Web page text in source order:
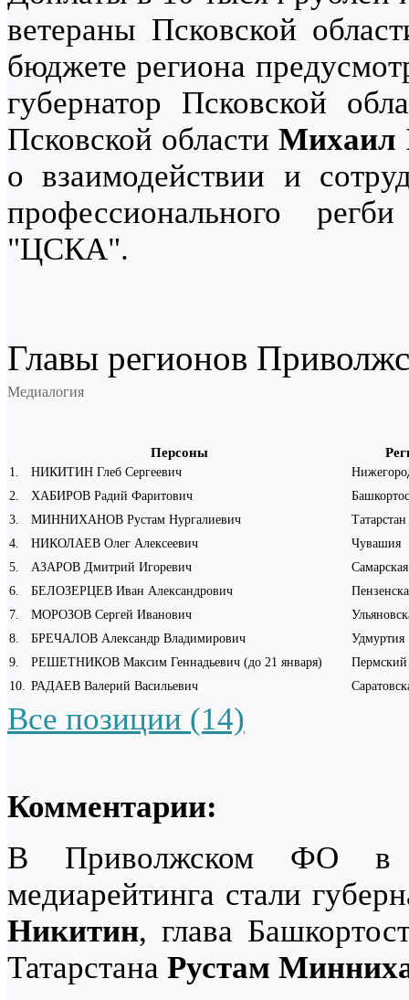
ветераны Псковской
бюджете региона
губернатор Псковской
Псковской областиМихаил
о взаимодействии и
профессионального
"ЦСКА".
Главы регионов
Медиалогия
Персоны
1. НИКИТИН Глеб Сергеевич
2. ХАБИРОВ Радий Фаритович
3. МИННИХАНОВ Рустам Нургалиевич
Татарстан
4. НИКОЛАЕВ Олег Алексеевич
Чувашия
5. АЗАРОВ Дмитрий Игоревич
6. БЕЛОЗЕРЦЕВ Иван Александрович
7. МОРОЗОВ Сергей Иванович
8. БРЕЧАЛОВ Александр Владимирович
Удмуртия
9. РЕШЕТНИКОВ Максим Геннадьевич (до 21 января)
Пермский
10. РАДАЕВ Валерий Васильевич
Все позиции (14)
Комментарии:
В Приволжском ФО в
медиарейтинга стали
Никитин, глава
Татарстана Рустам